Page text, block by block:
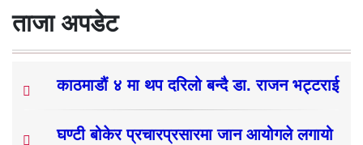
ताजा अपडेट
काठमाडौं ४ मा थप दरिलो बन्दै डा. राजन भट्टराई
घण्टी बोकेर प्रचारप्रसारमा जान आयोगले लगायो